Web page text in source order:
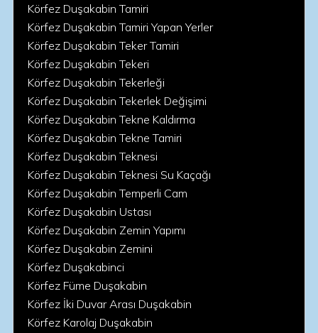
Körfez Duşakabin Tamiri
Körfez Duşakabin Tamiri Yapan Yerler
Körfez Duşakabin Teker Tamiri
Körfez Duşakabin Tekeri
Körfez Duşakabin Tekerleği
Körfez Duşakabin Tekerlek Değişimi
Körfez Duşakabin Tekne Kaldırma
Körfez Duşakabin Tekne Tamiri
Körfez Duşakabin Teknesi
Körfez Duşakabin Teknesi Su Kaçağı
Körfez Duşakabin Temperli Cam
Körfez Duşakabin Ustası
Körfez Duşakabin Zemin Yapımı
Körfez Duşakabin Zemini
Körfez Duşakabinci
Körfez Füme Duşakabin
Körfez İki Duvar Arası Duşakabin
Körfez Karolaj Duşakabin